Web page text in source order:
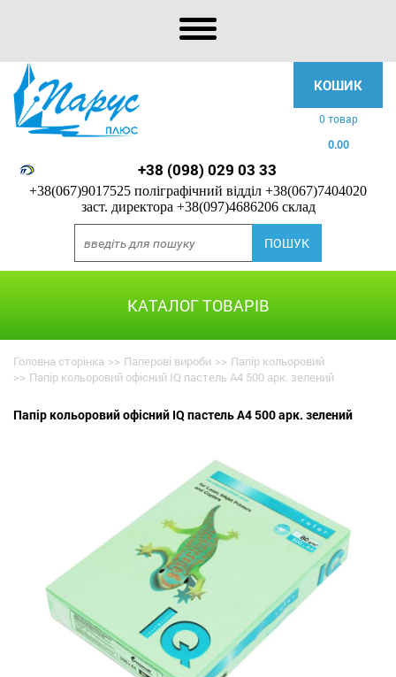
КОШИК
0 товар
0.00
+38 (098) 029 03 33
+38(067)9017525 поліграфічний відділ +38(067)7404020
заст. директора +38(097)4686206 склад
КАТАЛОГ ТОВАРІВ
Головна сторінка >> Паперові вироби >> Папір кольоровий
>> Папір кольоровий офісний IQ пастель А4 500 арк. зелений
Папір кольоровий офісний IQ пастель А4 500 арк. зелений